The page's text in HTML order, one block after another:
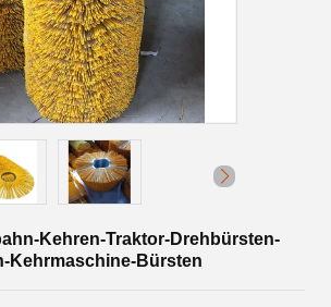
Kehren-Traktor-Drehbürsten-
Kehrmaschine-Bürsten